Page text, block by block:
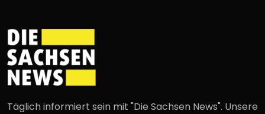
Täglich informiert sein mit "Die Sachsen News". Unsere